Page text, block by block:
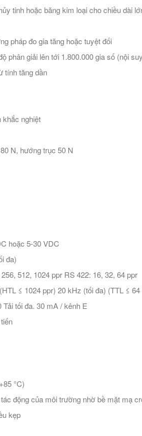
tinh hoặc băng kim loại cho chiều dài
pháp đo gia tăng hoặc tuyệt đối
phân giải lên tới 1.800.000 gia số (nội
tính tăng dần
khắc nghiệt
N, hướng trục 50 N
hoặc 5-30 VDC
đa)
512, 1024 ppr RS 422: 16, 32, 64 ppr
≤ 1024 ppr) 20 kHz (tối đa) (TTL ≤ 64
tối đa. 30 mA / kênh E
°C)
động của môi trường nhờ bề mặt mạ
kẹp